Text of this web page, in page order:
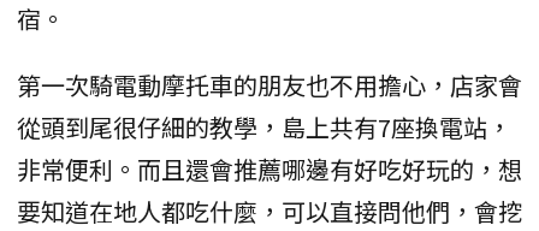
宿。
第一次騎電動摩托車的朋友也不用擔心，店家會
從頭到尾很仔細的教學，島上共有7座換電站，
非常便利。而且還會推薦哪邊有好吃好玩的，想
要知道在地人都吃什麼，可以直接問他們，會挖